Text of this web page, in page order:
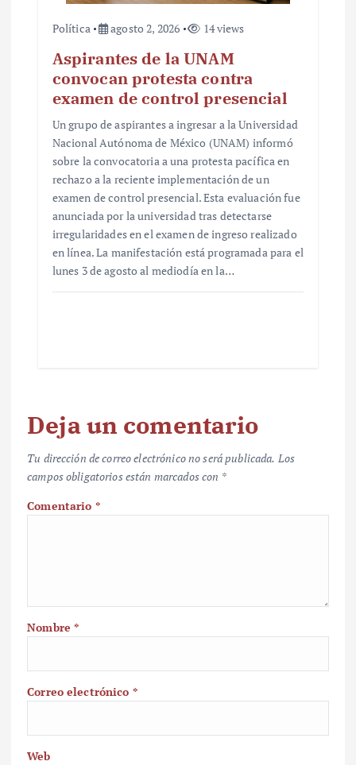
Política agosto 2, 2026 14 views
Aspirantes de la UNAM
convocan protesta contra
examen de control presencial
Un grupo de aspirantes a ingresar a la Universidad
Nacional Autónoma de México (UNAM) informó
sobre la convocatoria a una protesta pacífica en
rechazo a la reciente implementación de un
examen de control presencial. Esta evaluación fue
anunciada por la universidad tras detectarse
irregularidades en el examen de ingreso realizado
en línea. La manifestación está programada para el
lunes 3 de agosto al mediodía en la…
Deja un comentario
Tu dirección de correo electrónico no será publicada. Los
campos obligatorios están marcados con *
Comentario *
Nombre*
Correo electrónico *
Web